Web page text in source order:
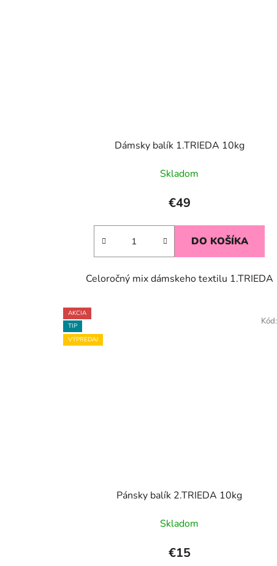
Dámsky balík 1.TRIEDA 10kg
Skladom
€49
DO KOŠÍKA
Celoročný mix dámskeho textilu 1.TRIEDA
AKCIA
TIP
VÝPREDAJ
Pánsky balík 2.TRIEDA 10kg
Skladom
€15
Kód: